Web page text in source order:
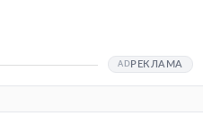
РЕКЛАМА